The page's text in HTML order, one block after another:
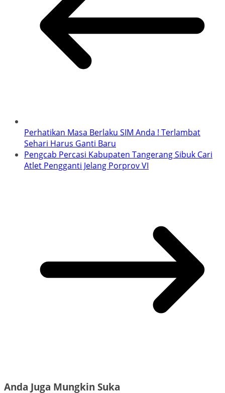
Perhatikan Masa Berlaku SIM Anda ! Terlambat
Sehari Harus Ganti Baru
Pengcab Percasi Kabupaten Tangerang Sibuk Cari
Atlet Pengganti Jelang Porprov VI
Anda Juga Mungkin Suka